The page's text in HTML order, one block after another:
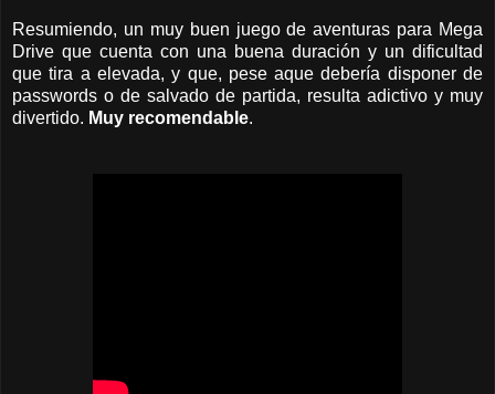
Resumiendo, un muy buen juego de aventuras para Mega
Drive que cuenta con una buena duración y un dificultad
que tira a elevada, y que, pese aque debería disponer de
passwords o de salvado de partida, resulta adictivo y muy
divertido. Muy recomendable.